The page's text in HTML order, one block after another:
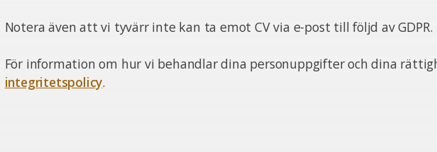
Notera även att vi tyvärr inte kan ta emot CV via e-post till följd av GDPR.
För information om hur vi behandlar dina personuppgifter och dina
integritetspolicy.